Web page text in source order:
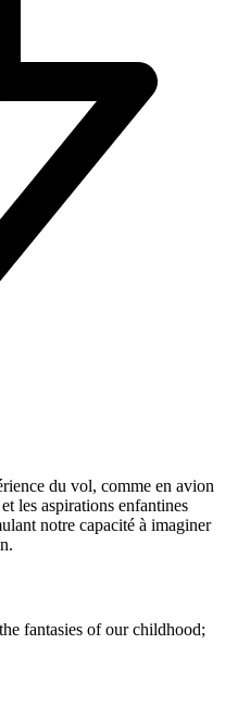
du vol, comme en avion
les aspirations enfantines
notre capacité à imaginer
fantasies of our childhood;